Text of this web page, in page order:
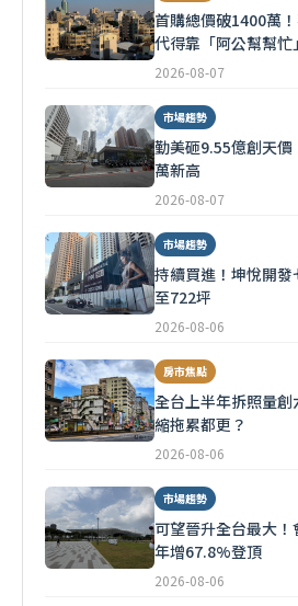
首購總價破1400萬
代得靠「阿公幫幫忙」
2026-08-07
市場趨勢
勤美砸9.55億創天
萬新高
2026-08-07
市場趨勢
持續買進！坤悅開
至722坪
2026-08-06
房市焦點
全台上半年拆照量
縮拖累都更？
2026-08-06
市場趨勢
可望晉升全台最大
年增67.8%登頂
2026-08-06